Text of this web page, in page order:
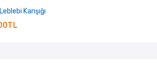
Karışığı